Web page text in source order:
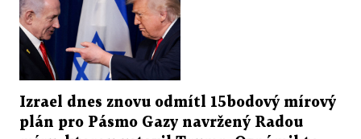
Izrael dnes znovu odmítl 15bodový mírový
plán pro Pásmo Gazy navržený Radou